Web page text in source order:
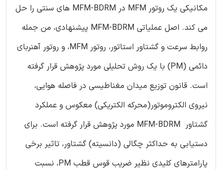
مکانیکی یک روتور MFM در MFM-BDRM های سنتی را حل
می کند. اصل عملیاتی MFM-BDRM پیشنهادی، من جمله
روابط سرعت و گشتاور استاتور، روتور MFM، و روتور آهنربای
دائمی (PM) با یک روش تحلیلی مورد پژوهش قرار گرفته
است. قانون توزیع میدان مغناطیسی در فاصله هوایی،
نیروی الکتروموتور(محرکه الکتریکی) معکوس و عملکرد
گشتاور MFM-BDRM مورد پژوهش قرار گرفته است. برای
دستیابی به حداکثر چگالی (دانسیته) گشتاور، تاثیر برخی
پارامترهای کلیدی نظیر ضریب قوس قطب PM، نسبت